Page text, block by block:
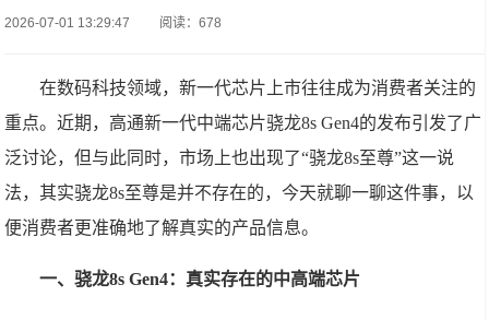
2026-07-01 13:29:47 阅读：678
在数码科技领域，新一代芯片上市往往成为消费者关注的
重点。近期，高通新一代中端芯片骁龙8s Gen4的发布引发了广
泛讨论，但与此同时，市场上也出现了“骁龙8s至尊”这一说
法，其实骁龙8s至尊是并不存在的，今天就聊一聊这件事，以
便消费者更准确地了解真实的产品信息。
一、骁龙8s Gen4：真实存在的中高端芯片